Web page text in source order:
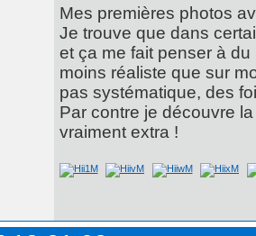
Mes premières photos
Je trouve que dans
et ça me fait penser à
moins réaliste que sur
pas systématique, des
Par contre je découvre
vraiment extra !